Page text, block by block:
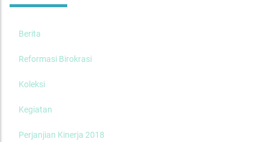
Berita
Reformasi Birokrasi
Koleksi
Kegiatan
Perjanjian Kinerja 2018